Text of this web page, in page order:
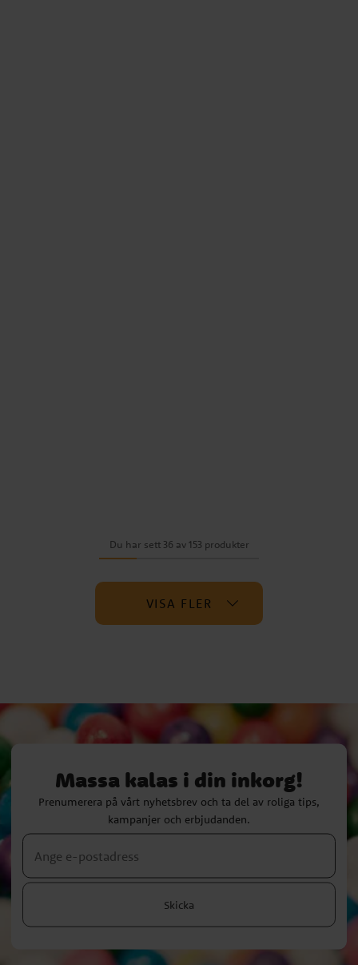
Du har sett 36 av 153 produkter
VISA FLER
Massa kalas i din inkorg!
Prenumerera på vårt nyhetsbrev och ta del av roliga tips,
kampanjer och erbjudanden.
Skicka